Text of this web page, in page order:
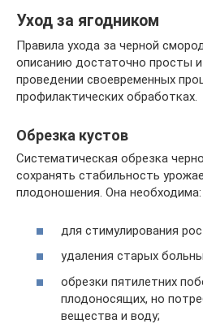
Уход за ягодником
Правила ухода за черной
описанию достаточно просты
проведении своевременных
профилактических обработках.
Обрезка кустов
Систематическая обрезка
сохранять стабильность
плодоношения. Она необходима:
для стимулирования
удаления старых
обрезки пятилетних
плодоносящих, но
вещества и воду;